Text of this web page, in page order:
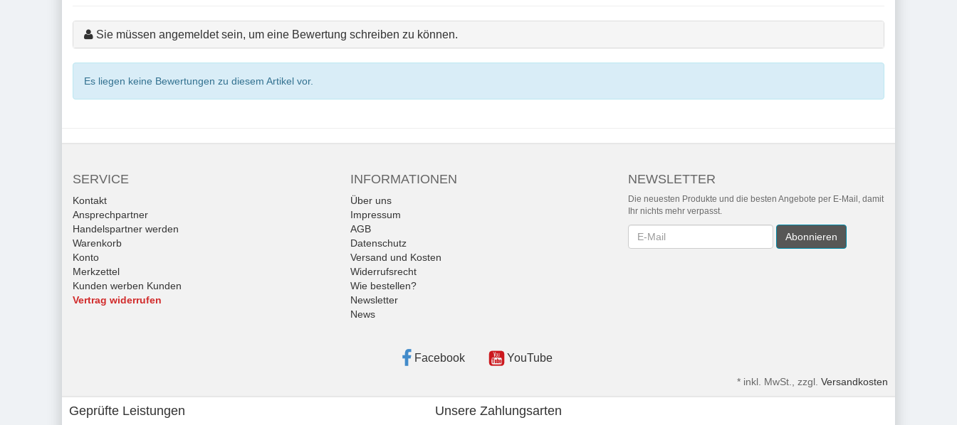
Sie müssen angemeldet sein, um eine Bewertung schreiben zu können.
Es liegen keine Bewertungen zu diesem Artikel vor.
SERVICE
Kontakt
Ansprechpartner
Handelspartner werden
Warenkorb
Konto
Merkzettel
Kunden werben Kunden
Vertrag widerrufen
INFORMATIONEN
Über uns
Impressum
AGB
Datenschutz
Versand und Kosten
Widerrufsrecht
Wie bestellen?
Newsletter
News
NEWSLETTER
Die neuesten Produkte und die besten Angebote per E-Mail, damit
Ihr nichts mehr verpasst.
Newsletter Abonnieren
Facebook YouTube
* inkl. MwSt., zzgl. Versandkosten
Geprüfte Leistungen Unsere Zahlungsarten